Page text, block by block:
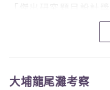
「傑出研究題目設計
「優秀訪問員獎」得
大埔龍尾灘考察